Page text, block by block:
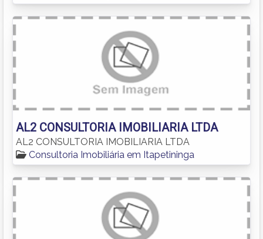
AL2 CONSULTORIA IMOBILIARIA LTDA
AL2 CONSULTORIA IMOBILIARIA LTDA
Consultoria Imobiliária em Itapetininga